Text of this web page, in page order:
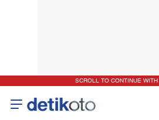
SCROLL TO CONTINUE